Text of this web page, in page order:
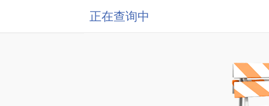
正在查询中